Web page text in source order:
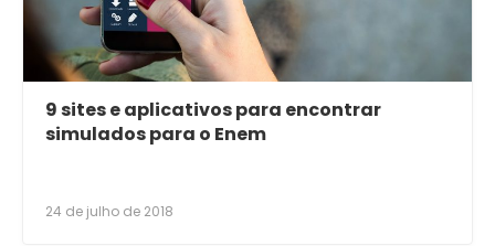
9 sites e aplicativos para encontrar
simulados para o Enem
24 de julho de 2018